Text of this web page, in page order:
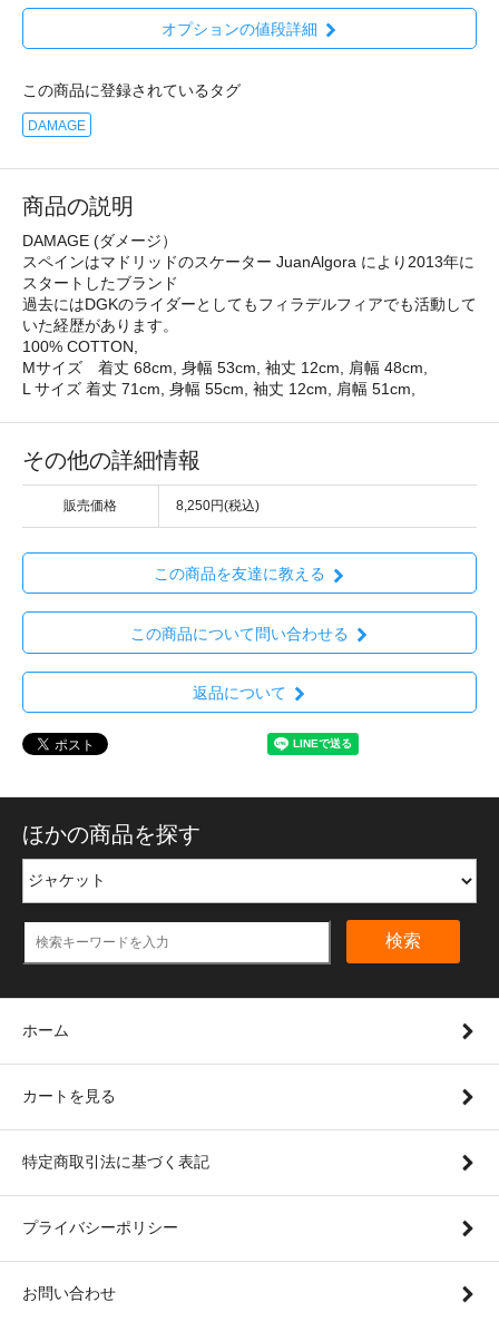
オプションの値段詳細
この商品に登録されているタグ
DAMAGE
商品の説明
DAMAGE (ダメージ）
スペインはマドリッドのスケーター JuanAlgora により2013年に
スタートしたブランド
過去にはDGKのライダーとしてもフィラデルフィアでも活動して
いた経歴があります。
100% COTTON,
Mサイズ 着丈 68cm, 身幅 53cm, 袖丈 12cm, 肩幅 48cm,
L サイズ 着丈 71cm, 身幅 55cm, 袖丈 12cm, 肩幅 51cm,
その他の詳細情報
販売価格 8,250円(税込)
この商品を友達に教える
この商品について問い合わせる
返品について
ほかの商品を探す
検索
ホーム
カートを見る
特定商取引法に基づく表記
プライバシーポリシー
お問い合わせ